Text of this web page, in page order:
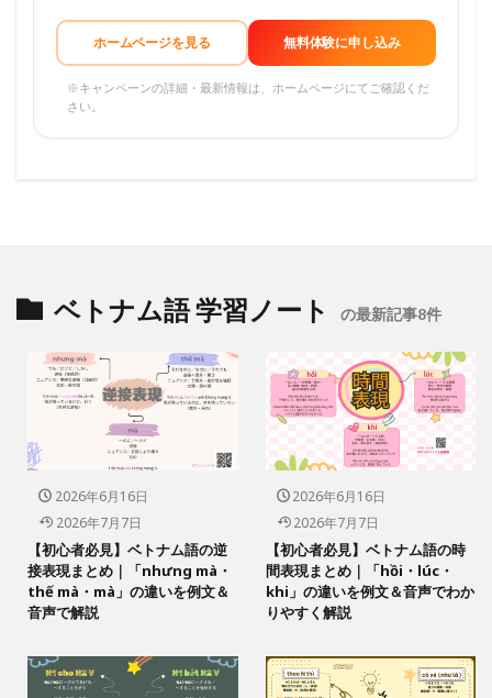
ホームページを見る 無料体験に申し込み
※キャンペーンの詳細・最新情報は、ホームページにてご確認くだ
さい。
ベトナム語 学習ノート の最新記事8件
2026年6月16日
2026年7月7日
【初心者必見】ベトナム語の逆
接表現まとめ｜「nhưng mà・
thế mà・mà」の違いを例文＆
音声で解説
2026年6月16日
2026年7月7日
【初心者必見】ベトナム語の時
間表現まとめ｜「hồi・lúc・
khi」の違いを例文＆音声でわか
りやすく解説